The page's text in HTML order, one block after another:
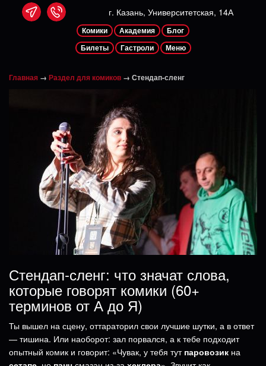
г. Казань, Университетская, 14А
Комики Академия
Блог
Билеты
Гастроли Меню
Главная → Раздел для комиков → Стендап-сленг
Стендап-сленг: что значат слова,
которые говорят комики (60+
терминов от А до Я)
Ты вышел на сцену, оттараторил свои лучшие шутки, а в ответ
— тишина. Или наоборот: зал порвался, а к тебе подходит
опытный комик и говорит: «Чувак, у тебя тут паровозик на